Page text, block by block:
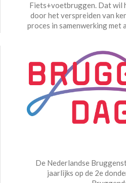
Fiets+voetbruggen. Dat wil
door het verspreiden van
proces in samenwerking met
De Nederlandse
jaarlijks op de 2e